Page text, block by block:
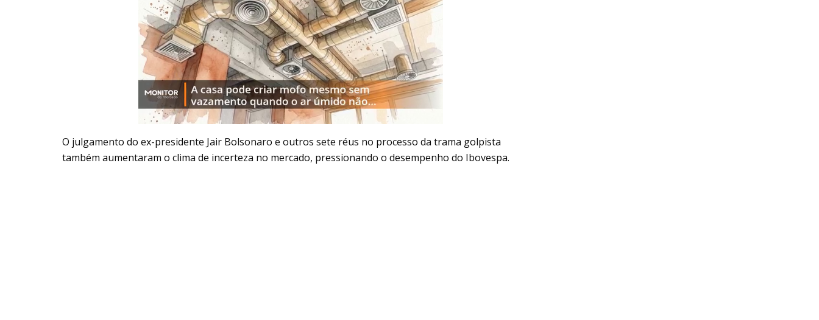
O julgamento do ex-presidente Jair Bolsonaro e outros sete réus no processo da trama golpista
também aumentaram o clima de incerteza no mercado, pressionando o desempenho do Ibovespa.